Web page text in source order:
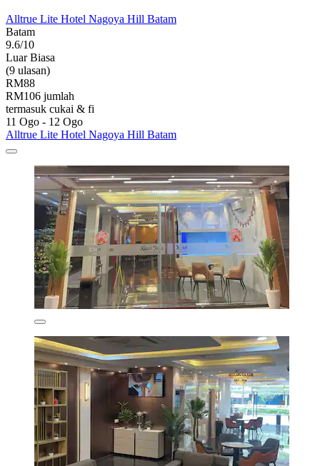
Alltrue Lite Hotel Nagoya Hill Batam
Batam
9.6/10
Luar Biasa
(9 ulasan)
RM88
RM106 jumlah
termasuk cukai & fi
11 Ogo - 12 Ogo
Alltrue Lite Hotel Nagoya Hill Batam